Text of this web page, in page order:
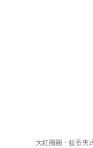
大紅圈圈・蚊香夾